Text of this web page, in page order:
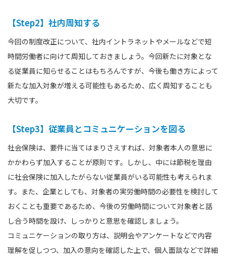
【Step2】社内周知する
今回の制度改正について、社内イントラネットやメールなどで短
時間労働者に向けて周知しておきましょう。今回新たに対象とな
る従業員に知らせることはもちろんですが、今後も働き方によって
新たな加入対象が増える可能性もあるため、広く周知することも
大切です。
【Step3】従業員とコミュニケーションを図る
社会保険は、要件に当てはまりさえすれば、対象者本人の意思に
かかわらず加入することが原則です。しかし、中には節税を理由
に社会保険に加入したがらない従業員がいる可能性も考えられま
す。また、企業としても、対象者の実労働時間の必要性を検討して
おくことも重要であるため、今後の労働時間について対象者と話
し合う時間を設け、しっかりと意思を確認しましょう。
コミュニケーションの取り方は、説明会やアンケートなどで内容
理解を促しつつ、加入の意向を確認した上で、個人面談などで詳細